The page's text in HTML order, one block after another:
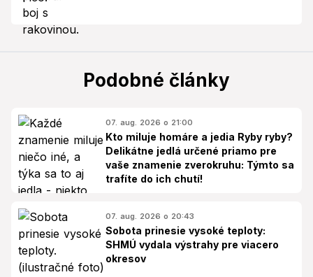
Podobné články
07. aug. 2026 o 21:00
Kto miluje homáre a jedia Ryby ryby?
Delikátne jedlá určené priamo pre
vaše znamenie zverokruhu: Týmto sa
trafíte do ich chutí!
07. aug. 2026 o 20:43
Sobota prinesie vysoké teploty:
SHMÚ vydala výstrahy pre viacero
okresov